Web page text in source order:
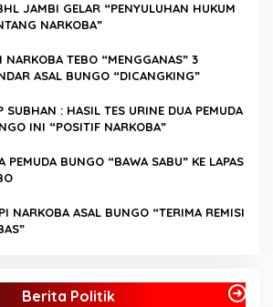
JAMBI GELAR “PENYULUHAN HUKUM
NARKOBA”
NARKOBA TEBO “MENGGANAS” 3
ASAL BUNGO “DICANGKING”
SUBHAN : HASIL TES URINE DUA PEMUDA
INI “POSITIF NARKOBA”
PEMUDA BUNGO “BAWA SABU” KE LAPAS
NARKOBA ASAL BUNGO “TERIMA REMISI
Berita Politik
– Maidani